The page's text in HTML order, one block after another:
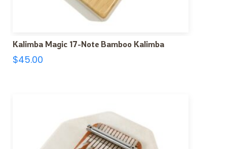
Kalimba Magic 17-Note Bamboo Kalimba
$45.00